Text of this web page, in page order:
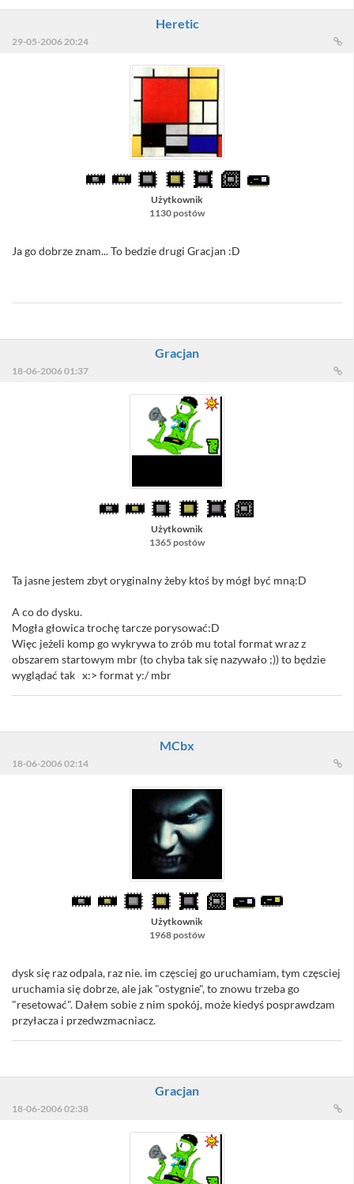
Heretic
29-05-2006 20:24
Użytkownik
1130 postów
Ja go dobrze znam... To bedzie drugi Gracjan :D
Gracjan
18-06-2006 01:37
Użytkownik
1365 postów
Ta jasne jestem zbyt oryginalny żeby ktoś by mógł być mną:D
A co do dysku.
Mogła głowica trochę tarcze porysować:D
Więc jeżeli komp go wykrywa to zrób mu total format wraz z
obszarem startowym mbr (to chyba tak się nazywało ;)) to będzie
wyglądać tak x:> format y:/ mbr
MCbx
18-06-2006 02:14
Użytkownik
1968 postów
dysk się raz odpala, raz nie. im częsciej go uruchamiam, tym częsciej
uruchamia się dobrze, ale jak "ostygnie", to znowu trzeba go
"resetować". Dałem sobie z nim spokój, może kiedyś posprawdzam
przyłacza i przedwzmacniacz.
Gracjan
18-06-2006 02:38